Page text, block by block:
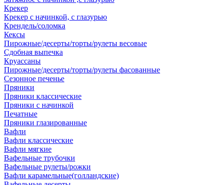
Крекер
Крекер с начинкой, с глазурью
Крендель/соломка
Кексы
Пирожные/десерты/торты/рулеты весовые
Сдобная выпечка
Круассаны
Пирожные/десерты/торты/рулеты фасованные
Сезонное печенье
Пряники
Пряники классические
Пряники с начинкой
Печатные
Пряники глазированные
Вафли
Вафли классические
Вафли мягкие
Вафельные трубочки
Вафельные рулеты/рожки
Вафли карамельные(голландские)